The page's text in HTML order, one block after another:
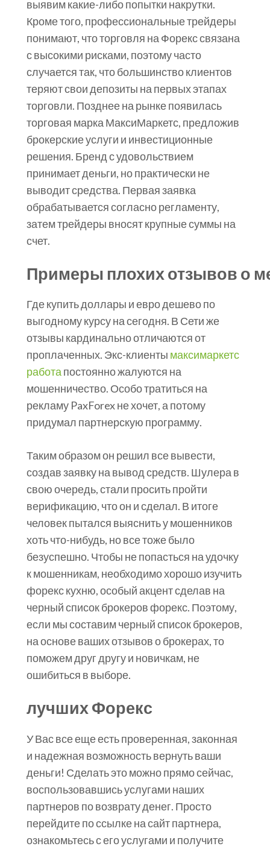
выявим какие-либо попытки накрутки.
Кроме того, профессиональные трейдеры
понимают, что торговля на Форекс связана
с высокими рисками, поэтому часто
случается так, что большинство клиентов
теряют свои депозиты на первых этапах
торговли. Позднее на рынке появилась
торговая марка МаксиМаркетс, предложив
брокерские услуги и инвестиционные
решения. Бренд с удовольствием
принимает деньги, но практически не
выводит средства. Первая заявка
обрабатывается согласно регламенту,
затем трейдеры вносят крупные суммы на
счет.
Примеры плохих отзывов о
Где купить доллары и евро дешево по
выгодному курсу на сегодня. В Сети же
отзывы кардинально отличаются от
проплаченных. Экс-клиенты максимаркетс
работапостоянно жалуются на
мошенничество. Особо тратиться на
рекламу PaxForex не хочет, а потому
придумал партнерскую программу.
Таким образом он решил все вывести,
создав заявку на вывод средств. Шулера в
свою очередь, стали просить пройти
верификацию, что он и сделал. В итоге
человек пытался выяснить у мошенников
хоть что-нибудь, но все тоже было
безуспешно. Чтобы не попасться на удочку
к мошенникам, необходимо хорошо изучить
форекс кухню, особый акцент сделав на
черный список брокеров форекс. Поэтому,
если мы составим черный список брокеров,
на основе ваших отзывов о брокерах, то
поможем друг другу и новичкам, не
ошибиться в выборе.
лучших Форекс
У Вас все еще есть проверенная, законная
и надежная возможность вернуть ваши
деньги! Сделать это можно прямо сейчас,
воспользовавшись услугами наших
партнеров по возврату денег. Просто
перейдите по ссылке на сайт партнера,
ознакомьтесь с его услугами и получите